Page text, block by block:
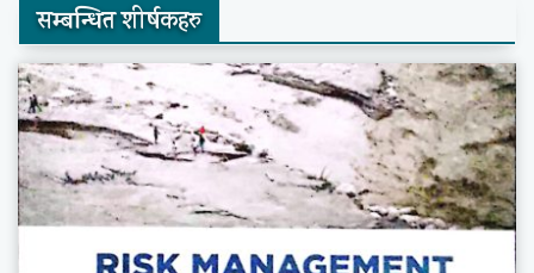
सम्बन्धित शीर्षकहरु